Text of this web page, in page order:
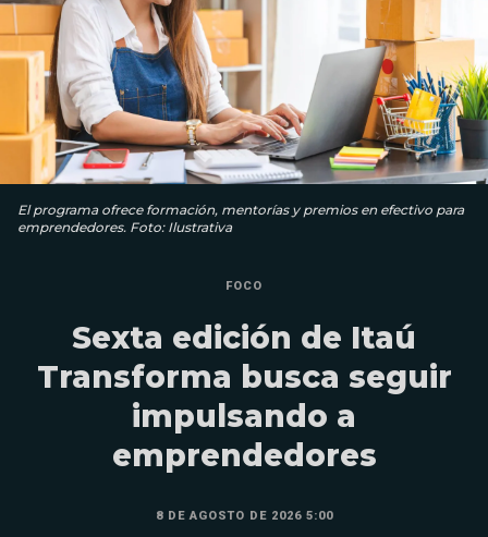
El programa ofrece formación, mentorías y premios en efectivo para
emprendedores. Foto: Ilustrativa
FOCO
Sexta edición de Itaú
Transforma busca seguir
impulsando a
emprendedores
8 DE AGOSTO DE 2026 5:00